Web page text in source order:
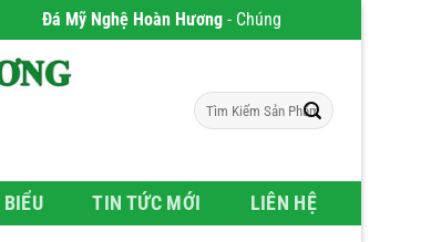
Đá Mỹ Nghệ Hoàn Hương- Chúng tôi chuyên phân phối
Tìm
kiếm:
TIN TỨC MỚI LIÊN HỆ